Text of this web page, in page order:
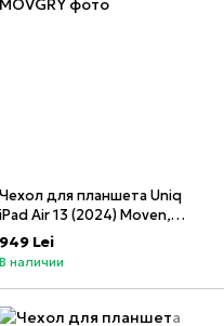
Чехол для планшета Uniq
iPad Air 13 (2024) Moven,
Угольно-серый
949 Lei
В наличии